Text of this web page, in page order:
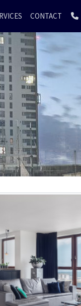
CONTACT